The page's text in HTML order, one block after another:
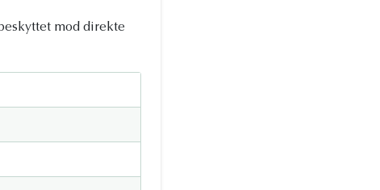
mod direkte